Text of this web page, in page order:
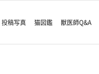
投稿写真 猫図鑑 獣医師Q&A